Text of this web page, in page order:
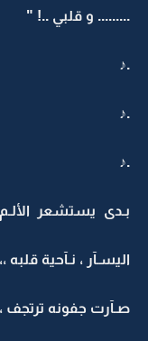
......... و قلبي ..! "
.♪
.♪
.♪
بـدى يستشعر
اليسـآر ، نـآحية قلبه
صـآرت جفونه ترتجف ،